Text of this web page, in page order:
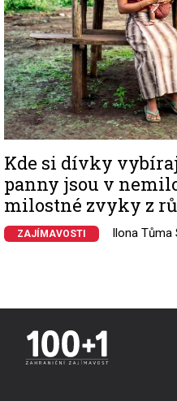
Kde si dívky
panny jsou v
milostné zvyky z
ZAJÍMAVOSTI Ilona Tůma